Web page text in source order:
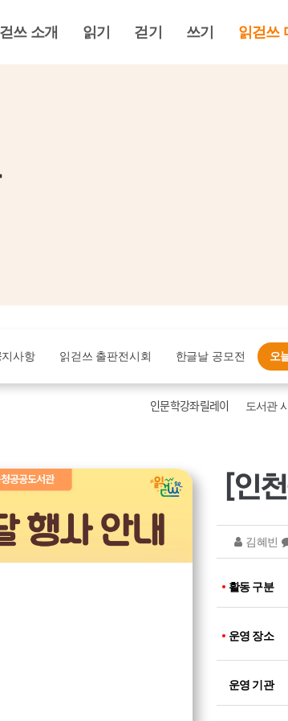
쓰 소개 읽기 걷기 쓰기 읽걷쓰
지사항 읽걷쓰 출판전시회 한글날 공모전 오
인문학강좌릴레이 도서관
김혜빈
활동 구분
운영 장소
운영 기관